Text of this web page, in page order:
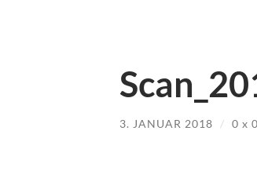
3. JANUAR 2018 / 0 x